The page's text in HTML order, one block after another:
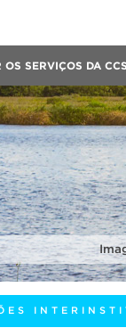
OS SERVIÇOS DA CCS